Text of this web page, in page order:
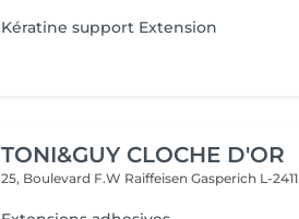
Kératine support Extension
TONI&GUY CLOCHE D'OR
25, Boulevard F.W RaiffeisenGasperich L-2411